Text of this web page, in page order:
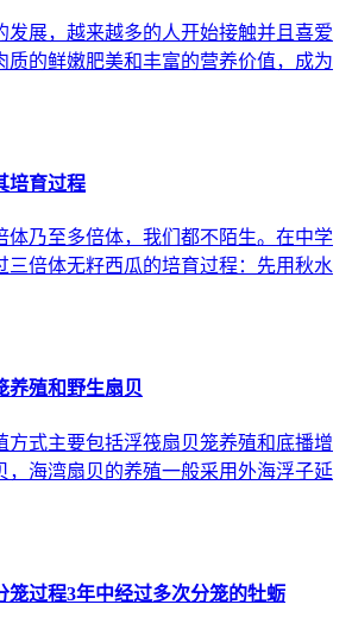
发展，越来越多的人开始接触并且喜爱
质的鲜嫩肥美和丰富的营养价值，成为
培育过程
体乃至多倍体，我们都不陌生。在中学
三倍体无籽西瓜的培育过程：先用秋水
养殖和野生扇贝
方式主要包括浮筏扇贝笼养殖和底播增
，海湾扇贝的养殖一般采用外海浮子延
笼过程3年中经过多次分笼的牡蛎